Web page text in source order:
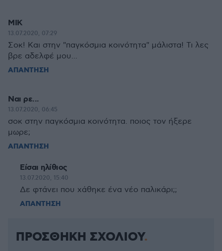
ΜΙΚ
13.07.2020, 07:29
Σοκ! Και στην "παγκόσμια κοινότητα" μάλιστα! Τι λες
βρε αδελφέ μου...
ΑΠΑΝΤΗΣΗ
Ναι ρε...
13.07.2020, 06:45
σοκ στην παγκόσμια κοινότητα. ποιος τον ήξερε
μωρε;
ΑΠΑΝΤΗΣΗ
Είσαι ηλίθιος
13.07.2020, 15:40
Δε φτάνει που χάθηκε ένα νέο παλικάρι;;
ΑΠΑΝΤΗΣΗ
ΠΡΟΣΘΗΚΗ ΣΧΟΛΙΟΥ